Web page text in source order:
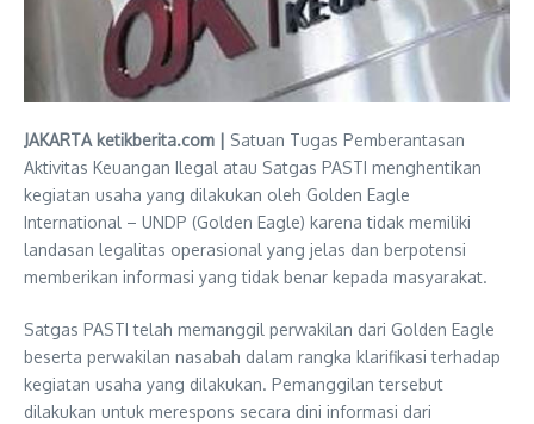
JAKARTA ketikberita.com | Satuan Tugas Pemberantasan
Aktivitas Keuangan Ilegal atau Satgas PASTI menghentikan
kegiatan usaha yang dilakukan oleh Golden Eagle
International – UNDP (Golden Eagle) karena tidak memiliki
landasan legalitas operasional yang jelas dan berpotensi
memberikan informasi yang tidak benar kepada masyarakat.
Satgas PASTI telah memanggil perwakilan dari Golden Eagle
beserta perwakilan nasabah dalam rangka klarifikasi terhadap
kegiatan usaha yang dilakukan. Pemanggilan tersebut
dilakukan untuk merespons secara dini informasi dari